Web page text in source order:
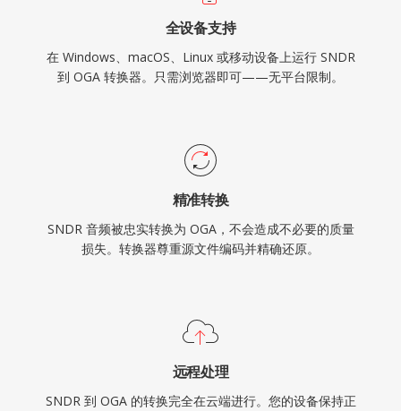
全设备支持
在 Windows、macOS、Linux 或移动设备上运行 SNDR
到 OGA 转换器。只需浏览器即可——无平台限制。
精准转换
SNDR 音频被忠实转换为 OGA，不会造成不必要的质量
损失。转换器尊重源文件编码并精确还原。
远程处理
SNDR 到 OGA 的转换完全在云端进行。您的设备保持正